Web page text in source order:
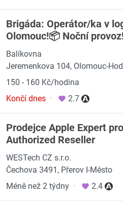
Brigáda: Operátor/ka v
Olomouc!📦 Noční
Balíkovna
Jeremenkova 104, Olomouc-
150 - 160 Kč/hodina
Končí dnes · 2.7
Prodejce Apple Expert
Authorized Reseller
WESTech CZ s.r.o.
Čechova 3491, Přerov I-Město
Méně než 2 týdny · 2.4